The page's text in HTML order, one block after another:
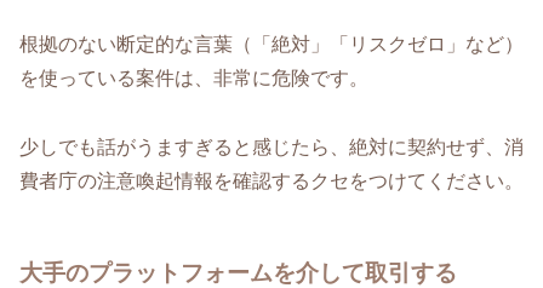
根拠のない断定的な言葉（「絶対」「リスクゼロ」など）
を使っている案件は、非常に危険です。
少しでも話がうますぎると感じたら、絶対に契約せず、消
費者庁の注意喚起情報を確認するクセをつけてください。
大手のプラットフォームを介して取引する